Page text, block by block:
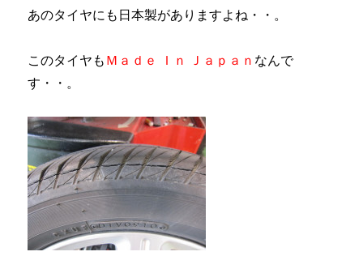
あのタイヤにも日本製がありますよね・・。
このタイヤも Ｍａｄｅ Ｉｎ Ｊａｐａｎ なんで
す・・。